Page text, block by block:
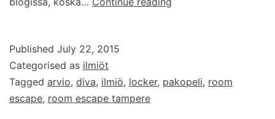
Published July 22, 2015
Categorised as ilmiöt
Tagged arvio, diva, ilmiö, locker, pakopeli, room
escape, room escape tampere